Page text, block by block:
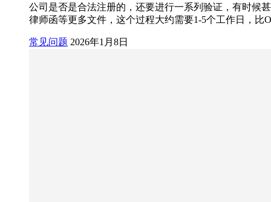
公司是否是合法注册的，还要进行一系列验证，有时候
律师函等更多文件，这个过程大约需要1-5个工作日，比
常见问题 2026年1月8日